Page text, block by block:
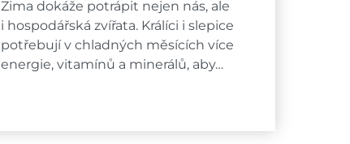
Zima dokáže potrápit nejen nás, ale
i hospodářská zvířata. Králíci i slepice
potřebují v chladných měsících více
energie, vitamínů a minerálů, aby…